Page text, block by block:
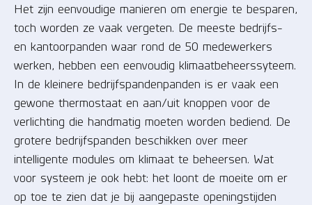
Het zijn eenvoudige manieren om energie te besparen,
toch worden ze vaak vergeten. De meeste bedrijfs-
en kantoorpanden waar rond de 50 medewerkers
werken, hebben een eenvoudig klimaatbeheerssyteem.
In de kleinere bedrijfspandenpanden is er vaak een
gewone thermostaat en aan/uit knoppen voor de
verlichting die handmatig moeten worden bediend. De
grotere bedrijfspanden beschikken over meer
intelligente modules om klimaat te beheersen. Wat
voor systeem je ook hebt: het loont de moeite om er
op toe te zien dat je bij aangepaste openingstijden